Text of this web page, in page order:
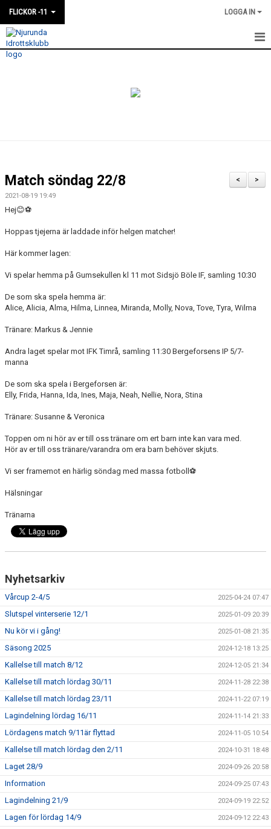
FLICKOR -11 LOGGA IN
HEM
BILDGALLERI
DOKUMENT
>
<
Match söndag 22/8
2021-08-19 19:49
Hej😊⚽️
Hoppas tjejerna är laddade inför helgen matcher!
Här kommer lagen:
Vi spelar hemma på Gumsekullen kl 11 mot Sidsjö Böle IF, samling 10:30
De som ska spela hemma är:
Alice, Alicia, Alma, Hilma, Linnea, Miranda, Molly, Nova, Tove, Tyra, Wilma
Tränare: Markus & Jennie
Andra laget spelar mot IFK Timrå, samling 11:30 Bergeforsens IP 5/7-
manna
De som ska spela i Bergeforsen är:
Elly, Frida, Hanna, Ida, Ines, Maja, Neah, Nellie, Nora, Stina
Tränare: Susanne & Veronica
Toppen om ni hör av er till oss tränare om ert barn inte kan vara med.
Hör av er till oss tränare/varandra om era barn behöver skjuts.
Vi ser framemot en härlig söndag med massa fotboll ⚽️
Hälsningar
Tränarna
Nyhetsarkiv
Vårcup 2-4/5 2025-04-24 07:47
Slutspel vinterserie 12/1 2025-01-09 20:39
Nu kör vi i gång! 2025-01-08 21:35
Säsong 2025 2024-12-18 13:25
Kallelse till match 8/12 2024-12-05 21:34
Kallelse till match lördag 30/11 2024-11-28 22:38
Kallelse till match lördag 23/11 2024-11-22 07:19
Lagindelning lördag 16/11 2024-11-14 21:33
Lördagens match 9/11är flyttad 2024-11-05 10:54
Kallelse till match lördag den 2/11 2024-10-31 18:48
Laget 28/9 2024-09-26 20:58
Information 2024-09-25 07:43
Lagindelning 21/9 2024-09-19 22:52
Lagen för lördag 14/9 2024-09-12 22:43